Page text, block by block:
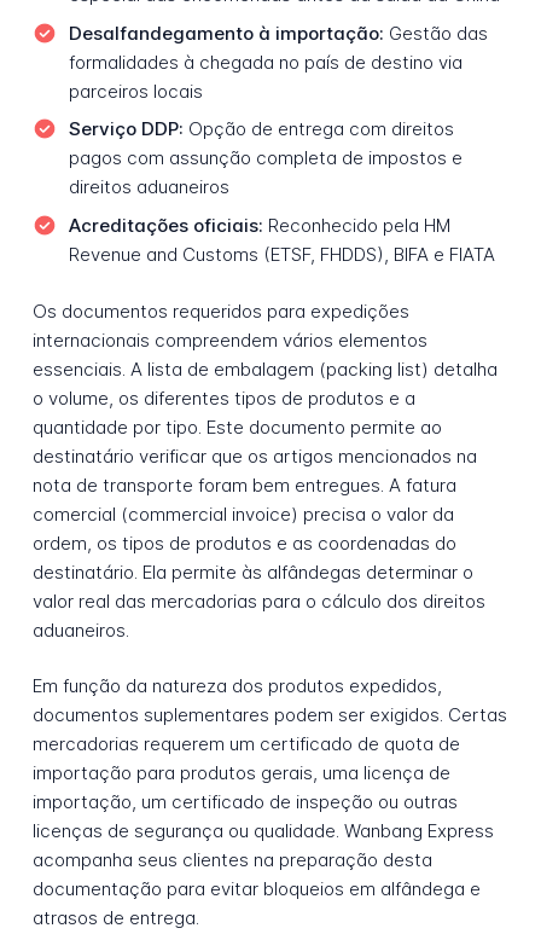
Desalfandegamento à importação: Gestão das
formalidades à chegada no país de destino via
parceiros locais
Serviço DDP: Opção de entrega com direitos
pagos com assunção completa de impostos e
direitos aduaneiros
Acreditações oficiais: Reconhecido pela HM
Revenue and Customs (ETSF, FHDDS), BIFA e FIATA
Os documentos requeridos para expedições
internacionais compreendem vários elementos
essenciais. A lista de embalagem (packing list) detalha
o volume, os diferentes tipos de produtos e a
quantidade por tipo. Este documento permite ao
destinatário verificar que os artigos mencionados na
nota de transporte foram bem entregues. A fatura
comercial (commercial invoice) precisa o valor da
ordem, os tipos de produtos e as coordenadas do
destinatário. Ela permite às alfândegas determinar o
valor real das mercadorias para o cálculo dos direitos
aduaneiros.
Em função da natureza dos produtos expedidos,
documentos suplementares podem ser exigidos. Certas
mercadorias requerem um certificado de quota de
importação para produtos gerais, uma licença de
importação, um certificado de inspeção ou outras
licenças de segurança ou qualidade. Wanbang Express
acompanha seus clientes na preparação desta
documentação para evitar bloqueios em alfândega e
atrasos de entrega.